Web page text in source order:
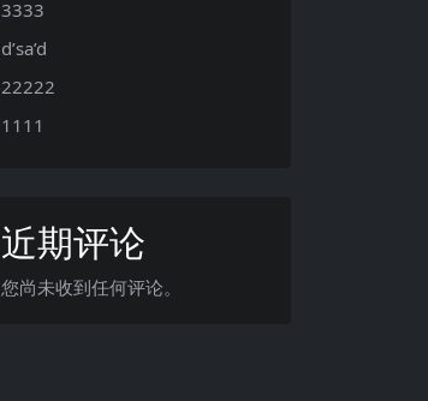
3333
d’sa’d
22222
1111
近期评论
您尚未收到任何评论。